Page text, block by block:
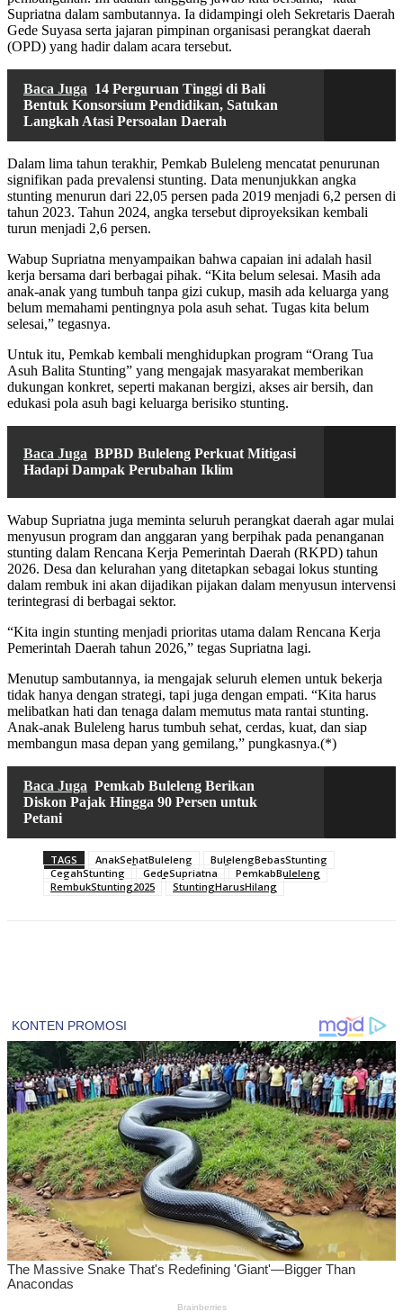
Supriatna dalam sambutannya. Ia didampingi oleh Sekretaris Daerah
Gede Suyasa serta jajaran pimpinan organisasi perangkat daerah
(OPD) yang hadir dalam acara tersebut.
Baca Juga 14 Perguruan Tinggi di Bali
Bentuk Konsorsium Pendidikan, Satukan
Langkah Atasi Persoalan Daerah
Dalam lima tahun terakhir, Pemkab Buleleng mencatat penurunan
signifikan pada prevalensi stunting. Data menunjukkan angka
stunting menurun dari 22,05 persen pada 2019 menjadi 6,2 persen di
tahun 2023. Tahun 2024, angka tersebut diproyeksikan kembali
turun menjadi 2,6 persen.
Wabup Supriatna menyampaikan bahwa capaian ini adalah hasil
kerja bersama dari berbagai pihak. “Kita belum selesai. Masih ada
anak-anak yang tumbuh tanpa gizi cukup, masih ada keluarga yang
belum memahami pentingnya pola asuh sehat. Tugas kita belum
selesai,” tegasnya.
Untuk itu, Pemkab kembali menghidupkan program “Orang Tua
Asuh Balita Stunting” yang mengajak masyarakat memberikan
dukungan konkret, seperti makanan bergizi, akses air bersih, dan
edukasi pola asuh bagi keluarga berisiko stunting.
Baca Juga BPBD Buleleng Perkuat Mitigasi
Hadapi Dampak Perubahan Iklim
Wabup Supriatna juga meminta seluruh perangkat daerah agar mulai
menyusun program dan anggaran yang berpihak pada penanganan
stunting dalam Rencana Kerja Pemerintah Daerah (RKPD) tahun
2026. Desa dan kelurahan yang ditetapkan sebagai lokus stunting
dalam rembuk ini akan dijadikan pijakan dalam menyusun intervensi
terintegrasi di berbagai sektor.
“Kita ingin stunting menjadi prioritas utama dalam Rencana Kerja
Pemerintah Daerah tahun 2026,” tegas Supriatna lagi.
Menutup sambutannya, ia mengajak seluruh elemen untuk bekerja
tidak hanya dengan strategi, tapi juga dengan empati. “Kita harus
melibatkan hati dan tenaga dalam memutus mata rantai stunting.
Anak-anak Buleleng harus tumbuh sehat, cerdas, kuat, dan siap
membangun masa depan yang gemilang,” pungkasnya.(*)
Baca Juga Pemkab Buleleng Berikan
Diskon Pajak Hingga 90 Persen untuk
Petani
TAGS AnakSehatBuleleng
BulelengBebasStunting
CegahStunting
GedeSupriatna
PemkabBuleleng
RembukStunting2025
StuntingHarusHilang